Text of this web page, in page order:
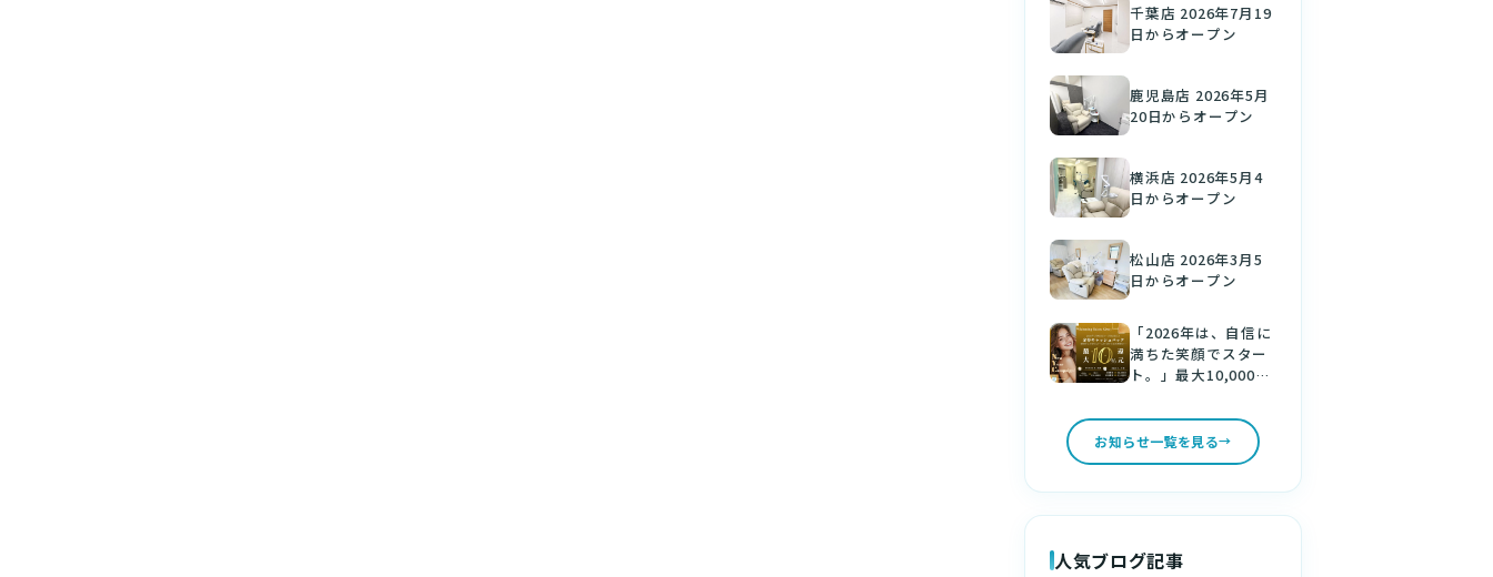
千葉店 2026年7月19
日からオープン
鹿児島店 2026年5月
20日からオープン
横浜店 2026年5月4
日からオープン
松山店 2026年3月5
日からオープン
「2026年は、自信に
満ちた笑顔でスター
ト。」最大10,000円
新しい年は、美しい
白い歯で。
お知らせ一覧を見る
人気ブログ記事